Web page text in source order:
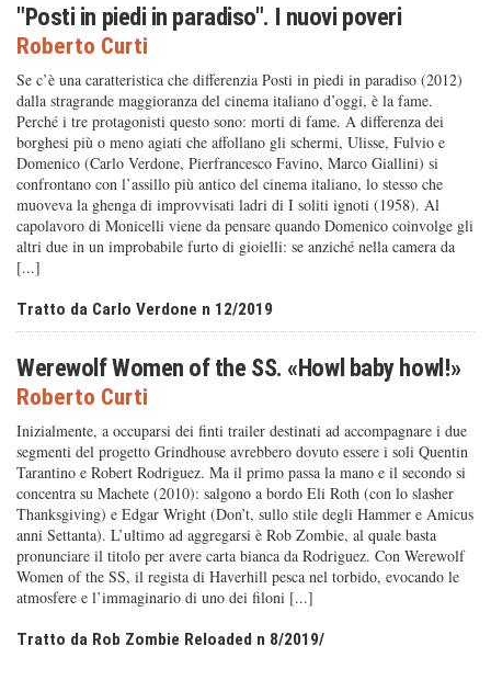
"Posti in piedi in paradiso". I nuovi poveri
Roberto Curti
Se c’è una caratteristica che differenzia Posti in piedi in paradiso (2012)
dalla stragrande maggioranza del cinema italiano d’oggi, è la fame.
Perché i tre protagonisti questo sono: morti di fame. A differenza dei
borghesi più o meno agiati che affollano gli schermi, Ulisse, Fulvio e
Domenico (Carlo Verdone, Pierfrancesco Favino, Marco Giallini) si
confrontano con l’assillo più antico del cinema italiano, lo stesso che
muoveva la ghenga di improvvisati ladri di I soliti ignoti (1958). Al
capolavoro di Monicelli viene da pensare quando Domenico coinvolge gli
altri due in un improbabile furto di gioielli: se anziché nella camera da
[...]
Tratto da Carlo Verdone n 12/2019
Werewolf Women of the SS. «Howl baby howl!»
Roberto Curti
Inizialmente, a occuparsi dei finti trailer destinati ad accompagnare i due
segmenti del progetto Grindhouse avrebbero dovuto essere i soli Quentin
Tarantino e Robert Rodriguez. Ma il primo passa la mano e il secondo si
concentra su Machete (2010): salgono a bordo Eli Roth (con lo slasher
Thanksgiving) e Edgar Wright (Don’t, sullo stile degli Hammer e Amicus
anni Settanta). L’ultimo ad aggregarsi è Rob Zombie, al quale basta
pronunciare il titolo per avere carta bianca da Rodriguez. Con Werewolf
Women of the SS, il regista di Haverhill pesca nel torbido, evocando le
atmosfere e l’immaginario di uno dei filoni [...]
Tratto da Rob Zombie Reloaded n 8/2019/